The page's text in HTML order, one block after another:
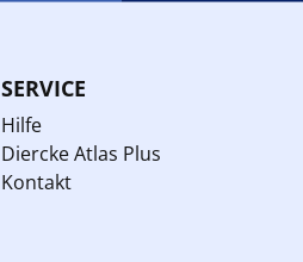
SERVICE
Hilfe
Diercke Atlas Plus
Kontakt